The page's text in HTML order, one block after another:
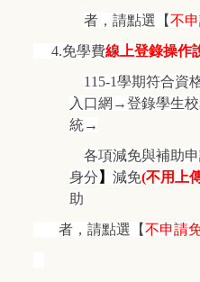
者，請點選【不
4.免學費線上登錄操作
115-1學期符合資
入口網→登錄學生
統→
各項減免與補助
身分 】 減免(不用上
助
者，請點選【不申請